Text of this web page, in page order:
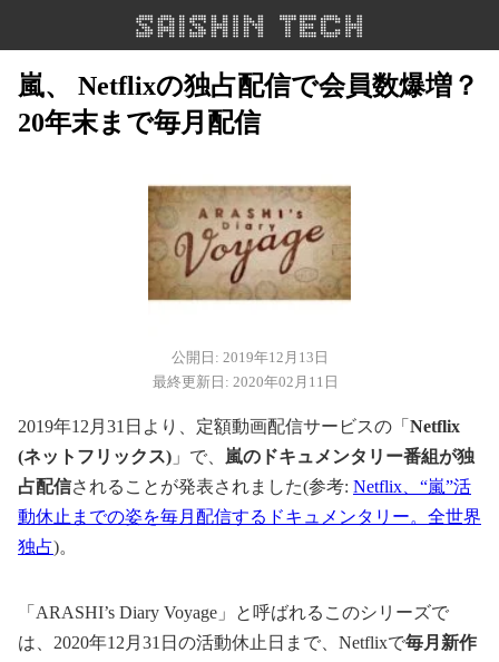
嵐、 Netflixの独占配信で会員数爆増？
20年末まで毎月配信
公開日: 2019年12月13日
最終更新日: 2020年02月11日
2019年12月31日より、定額動画配信サービスの「 Netflix
(ネットフリックス) 」で、
嵐のドキュメンタリー番組が独
占配信されることが発表されました(参考: Netflix、“嵐”活
動休止までの姿を毎月配信するドキュメンタリー。全世界
独占)。
「ARASHI’s Diary Voyage」と呼ばれるこのシリーズで
は、2020年12月31日の活動休止日まで、Netflixで毎月新作